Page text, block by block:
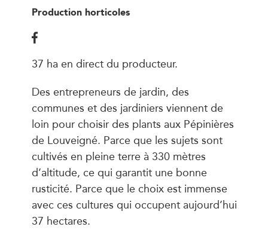
Production horticoles
37 ha en direct du producteur.
Des entrepreneurs de jardin, des
communes et des jardiniers viennent de
loin pour choisir des plants aux Pépinières
de Louveigné. Parce que les sujets sont
cultivés en pleine terre à 330 mètres
d’altitude, ce qui garantit une bonne
rusticité. Parce que le choix est immense
avec ces cultures qui occupent aujourd’hui
37 hectares.